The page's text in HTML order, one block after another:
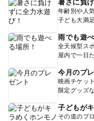
暑さに負
年齢別や人
子ども大満
雨でも遊
全天候型ス
屋内で一日
今月のプ
映画チケッ
限定グッズ
子どもが
その道のプ